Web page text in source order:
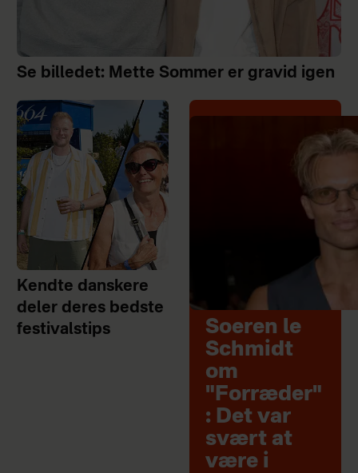
Se billedet: Mette Sommer er gravid igen
Kendte danskere
deler deres bedste
festivalstips
Soeren le
Schmidt
om
"Forræder"
: Det var
svært at
være i